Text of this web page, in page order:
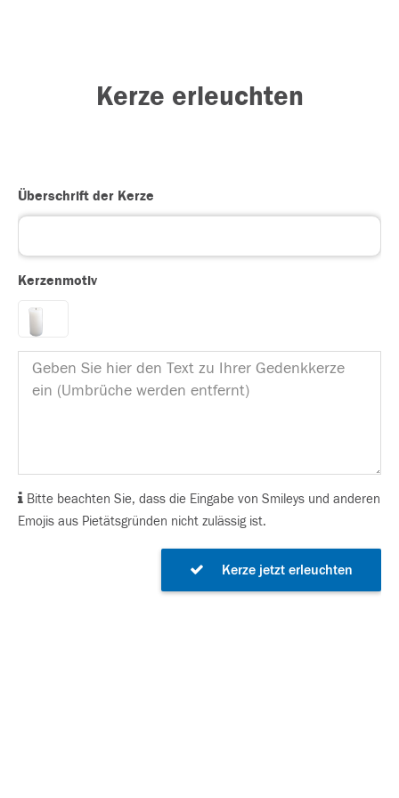
Kerze erleuchten
Überschrift der Kerze
Kerzenmotiv
Bitte beachten Sie, dass die Eingabe von Smileys und anderen
Emojis aus Pietätsgründen nicht zulässig ist.
Kerze jetzt erleuchten